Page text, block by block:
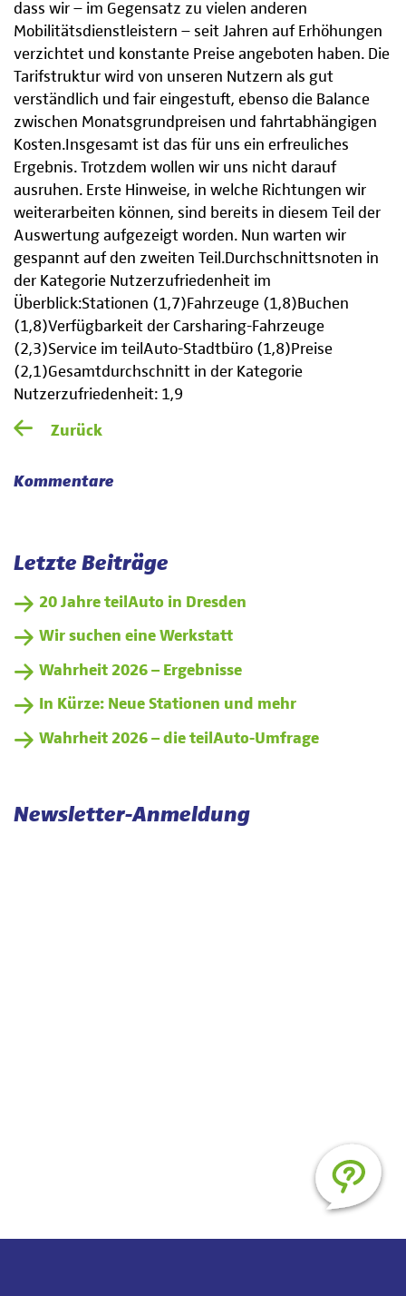
dass wir – im Gegensatz zu vielen anderen
Mobilitätsdienstleistern – seit Jahren auf Erhöhungen
verzichtet und konstante Preise angeboten haben. Die
Tarifstruktur wird von unseren Nutzern als gut
verständlich und fair eingestuft, ebenso die Balance
zwischen Monatsgrundpreisen und fahrtabhängigen
Kosten.Insgesamt ist das für uns ein erfreuliches
Ergebnis. Trotzdem wollen wir uns nicht darauf
ausruhen. Erste Hinweise, in welche Richtungen wir
weiterarbeiten können, sind bereits in diesem Teil der
Auswertung aufgezeigt worden. Nun warten wir
gespannt auf den zweiten Teil.Durchschnittsnoten in
der Kategorie Nutzerzufriedenheit im
Überblick:Stationen (1,7)Fahrzeuge (1,8)Buchen
(1,8)Verfügbarkeit der Carsharing-Fahrzeuge
(2,3)Service im teilAuto-Stadtbüro (1,8)Preise
(2,1)Gesamtdurchschnitt in der Kategorie
Nutzerzufriedenheit: 1,9
Zurück
Kommentare
Letzte Beiträge
20 Jahre teilAuto in Dresden
Wir suchen eine Werkstatt
Wahrheit 2026 – Ergebnisse
In Kürze: Neue Stationen und mehr
Wahrheit 2026 – die teilAuto-Umfrage
Newsletter-Anmeldung